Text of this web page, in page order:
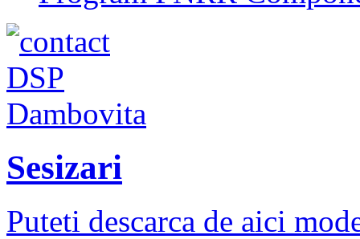
Sesizari
Puteti descarca de aici